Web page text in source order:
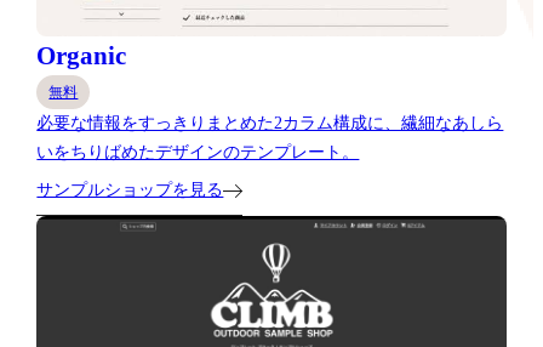
Organic
無料
必要な情報をすっきりまとめた2カラム構成に、繊細なあしら
いをちりばめたデザインのテンプレート。
サンプルショップを見る